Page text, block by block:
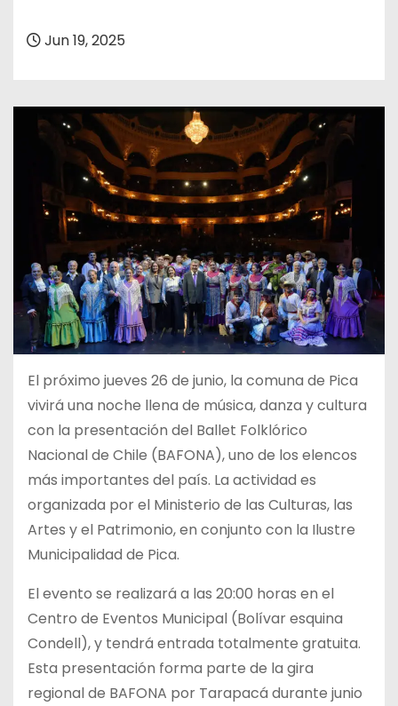
Jun 19, 2025
El próximo jueves 26 de junio, la comuna de Pica
vivirá una noche llena de música, danza y cultura
con la presentación del Ballet Folklórico
Nacional de Chile (BAFONA), uno de los elencos
más importantes del país. La actividad es
organizada por el Ministerio de las Culturas, las
Artes y el Patrimonio, en conjunto con la Ilustre
Municipalidad de Pica.
El evento se realizará a las 20:00 horas en el
Centro de Eventos Municipal (Bolívar esquina
Condell), y tendrá entrada totalmente gratuita.
Esta presentación forma parte de la gira
regional de BAFONA por Tarapacá durante junio